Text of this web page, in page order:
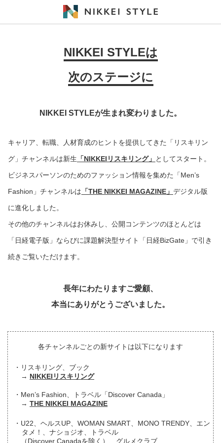
NIKKEI STYLEは
次のステージに
NIKKEI STYLEが生まれ変わりました。
キャリア、転職、人材育成のヒントを提供してきた「リスキリン
グ」チャンネルは新生 「NIKKEIリスキリング」 としてスタート。
ビジネスパーソンのためのファッション情報を集めた「Men’s
Fashion」チャンネルは 「THE NIKKEI MAGAZINE」 デジタル版
に進化しました。
その他のチャンネルはお休みし、公開コンテンツのほとんどは
「日経電子版」ならびに課題解決型サイト「日経BizGate」で引き
続きご覧いただけます。
長年にわたりますご愛顧、
本当にありがとうございました。
各チャンネルごとの新サイトは以下になります
リスキリング、ブック
NIKKEIリスキリング
Men’s Fashion、トラベル「Discover Canada」
THE NIKKEI MAGAZINE
U22、ヘルスUP、WOMAN SMART、MONO TRENDY、エン
タメ！、ナショジオ、トラベル
（Discover Canadaを除く）、グルメクラブ